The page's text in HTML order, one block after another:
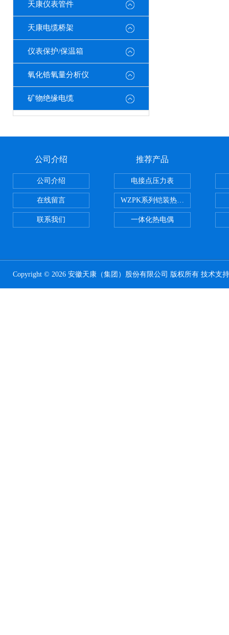
天康仪表管件
天康电缆桥架
仪表保护/保温箱
氧化锆氧量分析仪
矿物绝缘电缆
公司介绍
公司介绍
在线留言
联系我们
推荐产品
电接点压力表
WZPK系列铠装热电阻
一体化热电偶
Copyright © 2026 安徽天康（集团）股份有限公司 版权所有 技术支